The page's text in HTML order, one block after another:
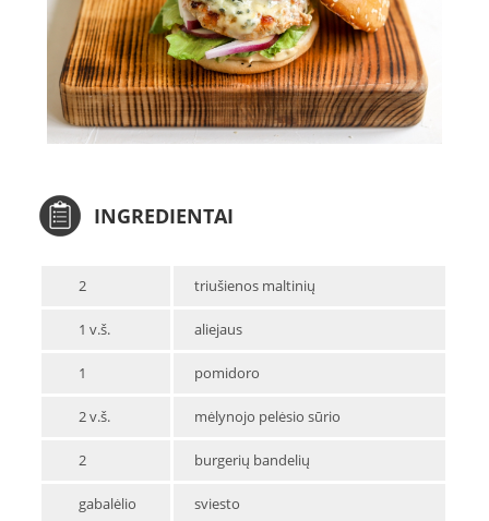
INGREDIENTAI
2 triušienos maltinių
1 v.š. aliejaus
1 pomidoro
2 v.š. mėlynojo pelėsio sūrio
2 burgerių bandelių
gabalėlio sviesto